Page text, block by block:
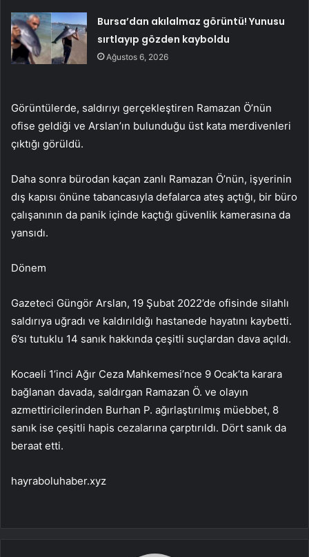
Bursa’dan akılalmaz görüntü! Yunusu
sırtlayıp gözden kayboldu
Ağustos 6, 2026
Görüntülerde, saldırıyı gerçekleştiren Ramazan Ö’nün
ofise geldiği ve Arslan’ın bulunduğu üst kata merdivenleri
çıktığı görüldü.
Daha sonra bürodan kaçan zanlı Ramazan Ö’nün, işyerinin
dış kapısı önüne tabancasıyla defalarca ateş açtığı, bir büro
çalışanının da panik içinde kaçtığı güvenlik kamerasına da
yansıdı.
Dönem
Gazeteci Güngör Arslan, 19 Şubat 2022’de ofisinde silahlı
saldırıya uğradı ve kaldırıldığı hastanede hayatını kaybetti.
6’sı tutuklu 14 sanık hakkında çeşitli suçlardan dava açıldı.
Kocaeli 1’inci Ağır Ceza Mahkemesi’nce 9 Ocak’ta karara
bağlanan davada, saldırgan Ramazan Ö. ve olayın
azmettiricilerinden Burhan P. ağırlaştırılmış müebbet, 8
sanık ise çeşitli hapis cezalarına çarptırıldı. Dört sanık da
beraat etti.
hayraboluhaber.xyz